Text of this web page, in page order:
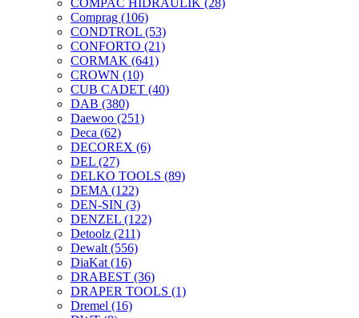
COMPAC HIDRAULIK (28)
Comprag (106)
CONDTROL (53)
CONFORTO (21)
CORMAK (641)
CROWN (10)
CUB CADET (40)
DAB (380)
Daewoo (251)
Deca (62)
DECOREX (6)
DEL (27)
DELKO TOOLS (89)
DEMA (122)
DEN-SIN (3)
DENZEL (122)
Detoolz (211)
Dewalt (556)
DiaKat (16)
DRABEST (36)
DRAPER TOOLS (1)
Dremel (16)